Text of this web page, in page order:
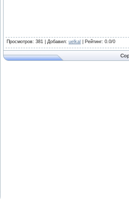
Просмотров: 381 | Добавил: uelkal Рейтинг: 0.0/0